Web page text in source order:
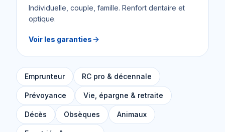
Individuelle, couple, famille. Renfort dentaire et
optique.
Voir les garanties
Emprunteur RC pro & décennale
Prévoyance Vie, épargne & retraite
Décès Obsèques Animaux